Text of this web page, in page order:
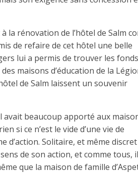
la rénovation de l’hôtel de Salm
de refaire de cet hôtel une belle
lui a permis de trouver les fonds
maisons d’éducation de la
de Salm laissent un souvenir
avait beaucoup apporté aux
si ce n’est le vide d’une vie de
d’action. Solitaire, et même discret
de son action, et comme tous, il
que la maison de famille